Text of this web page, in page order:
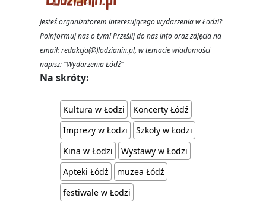
Jesteś organizatorem interesującego wydarzenia w Łodzi?
Poinformuj nas o tym! Prześlij do nas info oraz zdjęcia na
email: redakcja(@)lodzianin.pl, w temacie wiadomości
napisz: "Wydarzenia Łódź"
Na skróty:
Kultura w Łodzi
Koncerty Łódź
Imprezy w Łodzi
Szkoły w Łodzi
Kina w Łodzi
Wystawy w Łodzi
Apteki Łódź
muzea Łódź
festiwale w Łodzi